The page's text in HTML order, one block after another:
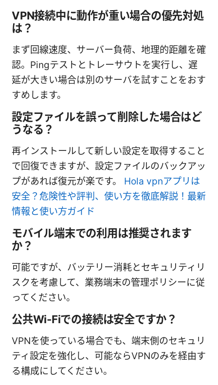
VPN接続中に動作が重い場合の優先対処
は？
まず回線速度、サーバー負荷、地理的距離を確
認。Pingテストとトレーサウトを実行し、遅
延が大きい場合は別のサーバを試すことをおす
すめします。
設定ファイルを誤って削除した場合はど
うなる？
再インストールして新しい設定を取得すること
で回復できますが、設定ファイルのバックアッ
プがあれば復元が楽です。 Hola vpnアプリは
安全？危険性や評判、使い方を徹底解説！最新
情報と使い方ガイド
モバイル端末での利用は推奨されます
か？
可能ですが、バッテリー消耗とセキュリティリ
スクを考慮して、業務端末の管理ポリシーに従
ってください。
公共Wi-Fiでの接続は安全ですか？
VPNを使っている場合でも、端末側のセキュリ
ティ設定を強化し、可能ならVPNのみを経由す
る構成にしてください。